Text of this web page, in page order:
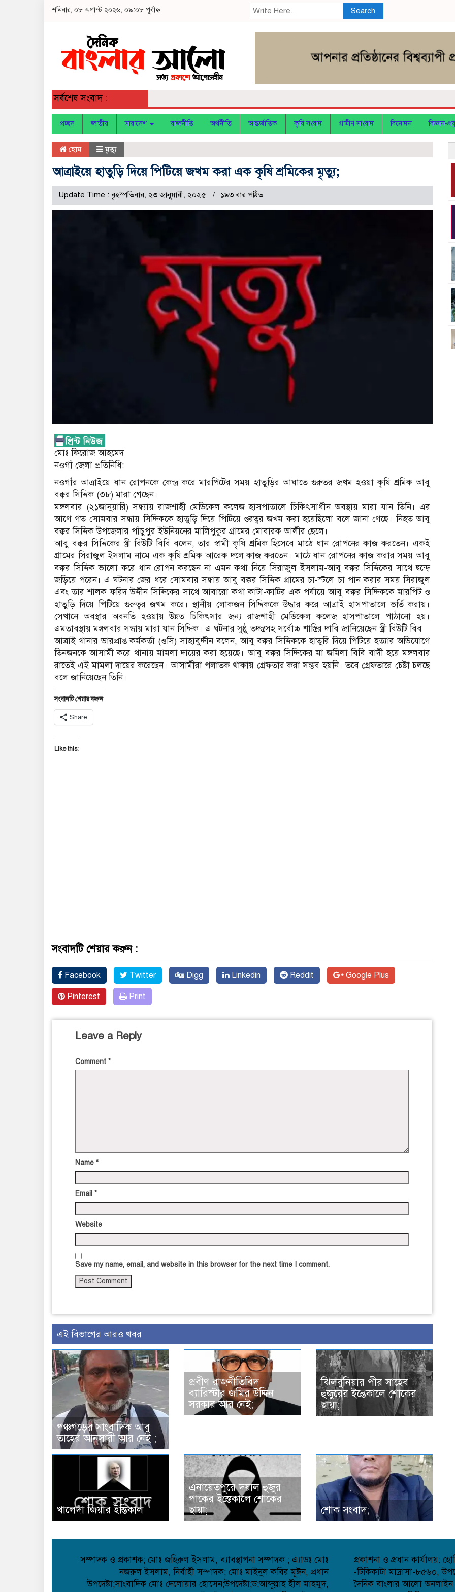
শনিবার, ০৮ অগাস্ট ২০২৬, ০৯:০৮ পূর্বাহ্ন Search
সর্বশেষ সংবাদ :
প্রচ্ছদ জাতীয় সারাদেশ রাজনীতি অর্থনীতি আন্তর্জাতিক কৃষি সংবাদ গ্রামীণ সাংবাদ বিনোদন বিজ্ঞান-
হোম মৃত্যু
আত্রাইয়ে হাতুড়ি দিয়ে পিটিয়ে জখম করা এক কৃষি শ্রমিকের মৃত্যু;
Update Time : বৃহস্পতিবার, ২৩ জানুয়ারী, ২০২৫ ১৯৩ বার পঠিত
মোঃ ফিরোজ আহমেদ
নওগাঁ জেলা প্রতিনিধি:
নওগাঁর আত্রাইয়ে ধান রোপনকে কেন্দ্র করে মারপিটের সময় হাতুড়ির আঘাতে গুরুতর জখম হওয়া কৃষি শ্রমিক আবু
বক্কর সিদ্দিক (৩৮) মারা গেছেন।
মঙ্গলবার (২১জানুয়ারি) সন্ধ্যায় রাজশাহী মেডিকেল কলেজ হাসপাতালে চিকিৎসাধীন অবস্থায় মারা যান তিনি। এর
আগে গত সোমবার সন্ধায় সিদ্দিককে হাতুড়ি দিয়ে পিটিয়ে গুরত্বর জখম করা হয়েছিলো বলে জানা গেছে। নিহত আবু
বক্কর সিদ্দিক উপজেলার পাঁচুপুর ইউনিয়নের মালিপুকুর গ্রামের মোবারক আলীর ছেলে।
আবু বক্কর সিদ্দিকের স্ত্রী বিউটি বিবি বলেন, তার স্বামী কৃষি শ্রমিক হিসেবে মাঠে ধান রোপনের কাজ করতেন। একই
গ্রামের সিরাজুল ইসলাম নামে এক কৃষি শ্রমিক আরেক দলে কাজ করতেন। মাঠে ধান রোপনের কাজ করার সময় আবু
বক্কর সিদ্দিক ভালো করে ধান রোপন করছেন না এমন কথা নিয়ে সিরাজুল ইসলাম-আবু বক্কর সিদ্দিকের সাথে দ্বন্দ্বে
জড়িয়ে পরেন। এ ঘটনার জের ধরে সোমবার সন্ধায় আবু বক্কর সিদ্দিক গ্রামের চা-স্টলে চা পান করার সময় সিরাজুল
এবং তার শালক ফরিদ উদ্দীন সিদ্দিকের সাথে আবারো কথা কাটা-কাটির এক পর্যায়ে আবু বক্কর সিদ্দিককে মারপিট ও
হাতুড়ি দিয়ে পিটিয়ে গুরুত্বর জখম করে। স্থানীয় লোকজন সিদ্দিককে উদ্ধার করে আত্রাই হাসপাতালে ভর্তি করায়।
সেখানে অবস্থার অবনতি হওয়ায় উন্নত চিকিৎসার জন্য রাজশাহী মেডিকেল কলেজ হাসপাতালে পাঠানো হয়।
এমতাবস্থায় মঙ্গলবার সন্ধায় মারা যান সিদ্দিক। এ ঘটনার সুষ্ঠু তদন্তসহ সর্বোচ্চ শাস্তির দাবি জানিয়েছেন স্ত্রী বিউটি বিব
আত্রাই থানার ভারপ্রাপ্ত কর্মকর্তা (ওসি) সাহাবুদ্দীন বলেন, আবু বক্কর সিদ্দিককে হাতুরি দিয়ে পিটিয়ে হত্যার অভিযোগে
তিনজনকে আসামী করে থানায় মামলা দায়ের করা হয়েছে। আবু বক্কর সিদ্দিকের মা জমিলা বিবি বাদী হয়ে মঙ্গলবার
রাতেই এই মামলা দায়ের করেছেন। আসামীরা পলাতক থাকায় গ্রেফতার করা সম্ভব হয়নি। তবে গ্রেফতারে চেষ্টা চলছে
বলে জানিয়েছেন তিনি।
সংবাদটি শেয়ার করুন
Share
Like this:
সংবাদটি শেয়ার করুন :
Facebook Twitter Digg Linkedin Reddit Google Plus
Pinterest Print
Leave a Reply
Comment *
Name *
Email *
Website
Save my name, email, and website in this browser for the next time I comment.
এই বিভাগের আরও খবর
পঞ্চগড়ের সাংবাদিক আবু
তাহের আনসারী আর নেই ;
প্রবীণ রাজনীতিবিদ
ব্যারিস্টার জমির উদ্দিন
সরকার আর নেই;
ঝিলবুনিয়ার পীর সাহেব
হুজুরের ইন্তেকালে শোকের
ছায়া;
খালেদা জিয়ার ইন্তিকাল
এনায়েতপুরে দয়াল হুজুর
পাকের ইন্তেকালে শোকের
ছায়া;
শোক সংবাদ;
সম্পাদক ও প্রকাশক; মোঃ জহিরুল ইসলাম, ব্যাবস্থাপনা সম্পাদক ; এ্যাডঃ মোঃ
নজরুল ইসলাম, নির্বাহী সম্পাদক; মোঃ মাইনুল কবির মূঈন, প্রধান
উপদেষ্টা;সাংবাদিক মোঃ দেলোয়ার হোসেন;উপদেষ্টা;ড:আব্দূল্লাহ হীল মাহমুদ,
প্রকাশনা ও প্রধান কার্যালয়:
-টিকিকাটা মাদ্রাসা-৮৫৬০,
দৈনিক বাংলার আলো অনলাইন